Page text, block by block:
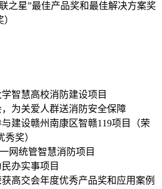
之星”最佳产品奖和最佳解决方案奖
智慧高校消防建设项目
为关爱人群送消防安全保障
建设赣州南康区智赣119项目（荣
奖）
网统管智慧消防项目
办实事项目
高交会年度优秀产品奖和应用案例